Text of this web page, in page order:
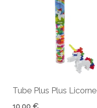
Tube Plus Plus Licorne